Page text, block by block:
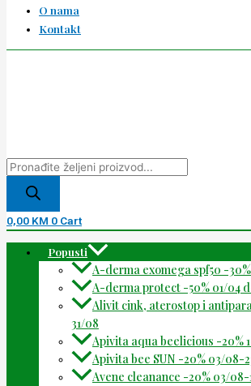
O nama
Kontakt
0,00 KM 0 Cart
Popusti
A-derma exomega spf50 -
A-derma protect -50% 01/04
Alivit cink, aterostop i
31/08
Apivita aqua beelicious -20%
Apivita bee SUN -20% 03/08-
Avene cleanance -20% 03/08-